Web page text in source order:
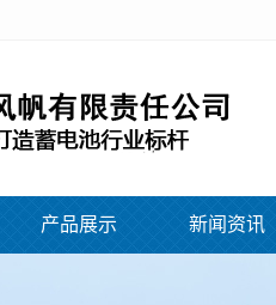
产品展示 新闻资讯